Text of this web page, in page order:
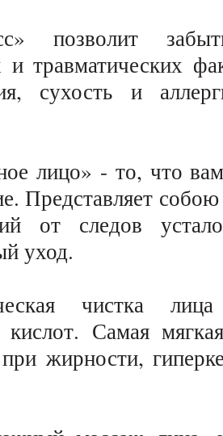
позволит
и травматических
сухость и
лицо» - то, что
Представляет
от следов
уход.
чистка
Самая
жирности,